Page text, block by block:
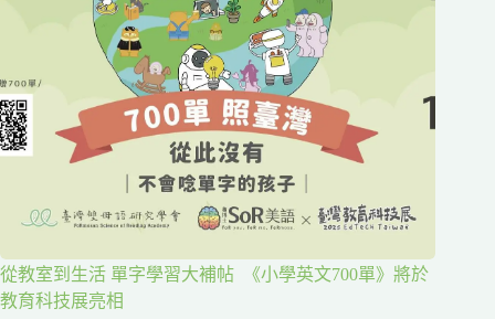
從教室到生活 單字學習大補帖 《小學英文700單》將於
教育科技展亮相